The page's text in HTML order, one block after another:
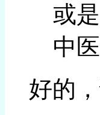
或
中
好的